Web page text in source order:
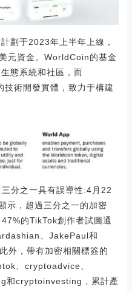
劃于2023年上半年上線，
元資金。WorldCoin的基金
態系統和社區，而
術開發實體，致力于構建
分之一具有誤導性:4月22
示，超過三分之一的加密
的TikTok創作者試圖通
、JakePaul和
外，帶有加密相關標簽的
、cryptoadvice、
cryptoinvesting，累計產